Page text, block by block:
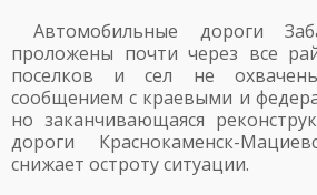
Автомобильные дороги
проложены почти через все
поселков и сел не
сообщением с краевыми и
но заканчивающаяся
дороги Краснокаменск-
снижает остроту ситуации.